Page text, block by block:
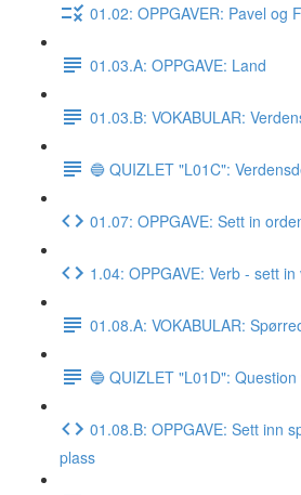
01.02: OPPGAVER: Pavel og
01.03.A: OPPGAVE: Land
01.03.B: VOKABULAR:
🔵 QUIZLET "L01C":
01.07: OPPGAVE: Sett in
1.04: OPPGAVE: Verb - sett
01.08.A: VOKABULAR:
🔵 QUIZLET "L01D":
01.08.B: OPPGAVE: Sett inn
plass